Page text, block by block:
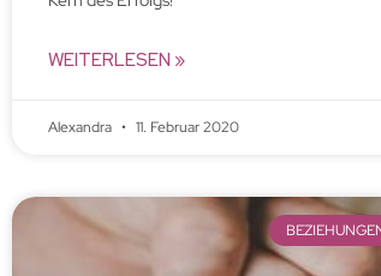
WEITERLESEN »
Alexandra 11. Februar 2020